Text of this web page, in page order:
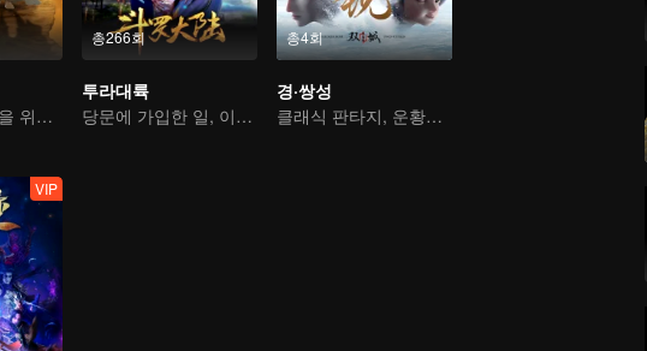
선문소년, 백성을 위해 악령을 베다
총266회
투라대륙
당문에 가입한 일, 이번 생에는 절대 후회하지 않으리
총4회
경·쌍성
클래식 판타지, 운황에서의 격정 스토리
VIP